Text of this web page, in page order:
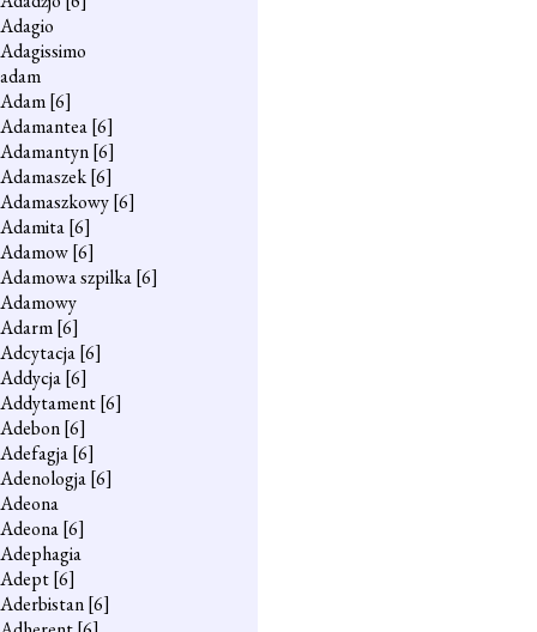
Adagio
Adagissimo
adam
Adam[6]
Adamantea[6]
Adamantyn[6]
Adamaszek[6]
Adamaszkowy[6]
Adamita[6]
Adamow[6]
Adamowa szpilka[6]
Adamowy
Adarm[6]
Adcytacja[6]
Addycja[6]
Addytament[6]
Adebon[6]
Adefagja[6]
Adenologja[6]
Adeona
Adeona[6]
Adephagia
Adept[6]
Aderbistan[6]